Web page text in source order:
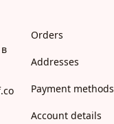
Orders
Addresses
Payment methods
Account details